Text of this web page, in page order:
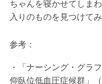
ちゃんを寝かせてしま
入りのものを見つけてみ
参考：
・「ナーシング・グ
仰臥位低血圧症候群」（